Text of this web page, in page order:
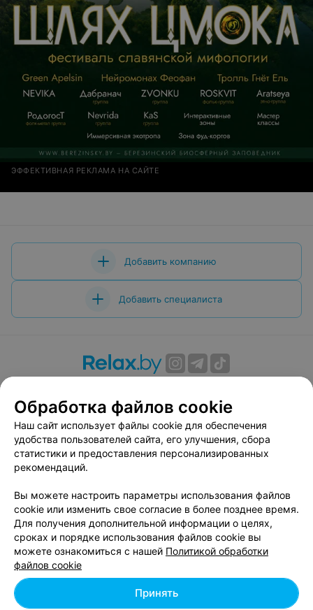
ЭФФЕКТИВНАЯ РЕКЛАМА НА САЙТЕ
Добавить компанию
Добавить специалиста
Вакансии
Публичный договор
Способы оплаты
Публичный договор по использованию сервиса
«Афиша»
Пользовательское соглашение
Связаться по вопросам сотрудничества
Написать руководителю relax.by
Персональные настройки cookie
Обработка персональных данных
© 2026 ООО «Артокс Лаб», УНП 191700409, регистрирующий орган -
Обработка файлов cookie
Наш сайт использует файлы cookie для обеспечения
удобства пользователей сайта, его улучшения, сбора
статистики и предоставления персонализированных
рекомендаций.
Вы можете настроить параметры использования файлов
cookie или изменить свое согласие в более позднее время.
Для получения дополнительной информации о целях,
сроках и порядке использования файлов cookie вы
можете ознакомиться с нашей Политикой обработки
файлов cookie
Принять